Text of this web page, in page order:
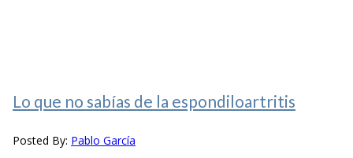
Lo que no sabías de la espondiloartritis
Posted By: Pablo García